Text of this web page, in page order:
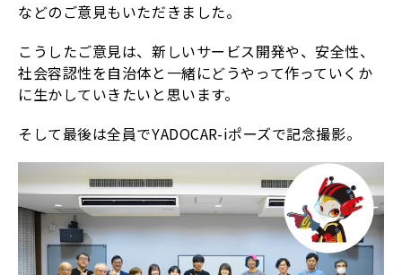
などのご意見もいただきました。
こうしたご意見は、新しいサービス開発や、安全性、
社会容認性を自治体と一緒にどうやって作っていくか
に生かしていきたいと思います。
そして最後は全員でYADOCAR-iポーズで記念撮影。